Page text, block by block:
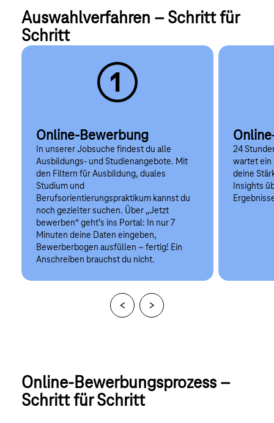
Auswahlverfahren – Schritt für
Schritt
Online-Bewerbung
In unserer Jobsuche findest du alle
Ausbildungs- und Studienangebote. Mit
den Filtern für Ausbildung, duales
Studium und
Berufsorientierungspraktikum kannst du
noch gezielter suchen. Über „Jetzt
bewerben“ geht’s ins Portal: In nur 7
Minuten deine Daten eingeben,
Bewerberbogen ausfüllen – fertig! Ein
Anschreiben brauchst du nicht.
24
wartet ein
deine
Insights
Online-Bewerbungsprozess –
Schritt für Schritt